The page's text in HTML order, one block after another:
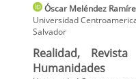
Óscar Meléndez
Universidad
Salvador
Realidad,
Humanidades